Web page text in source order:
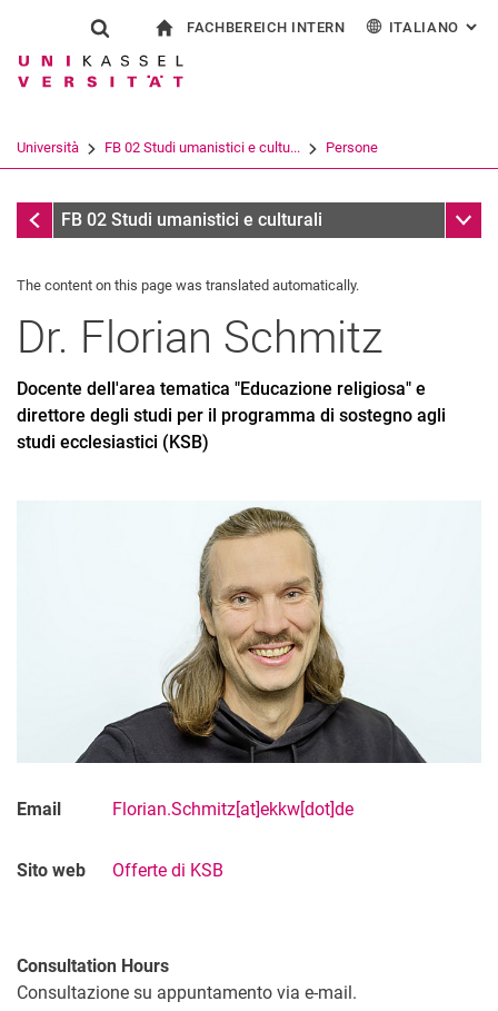
Jump directly to: content
Jump directly to: search
Jump directly to: main
Show search form
Search term
Search (opens an external link in a
FACHBEREICH INTERN ITALIANO :
Università FB 02 Studi umanistici e cultu... Persone
PersoneFB 02 Studi umanistici e culturali Sub
The content on this page was translated automatically.
Dr. Florian Schmitz
Docente dell'area tematica "Educazione religiosa" e
direttore degli studi per il programma di sostegno agli
studi ecclesiastici (KSB)
Email Florian.Schmitz[at]ekkw[dot]de
Sito web Offerte di KSB
Consultation Hours
Consultazione su appuntamento via e-mail.